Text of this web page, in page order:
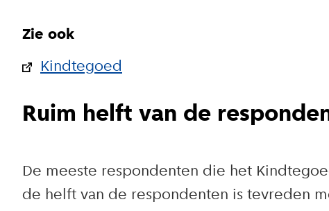
Zie ook
Kindtegoed
Ruim helft van de
De meeste respondenten die het
de helft van de respondenten is tevreden